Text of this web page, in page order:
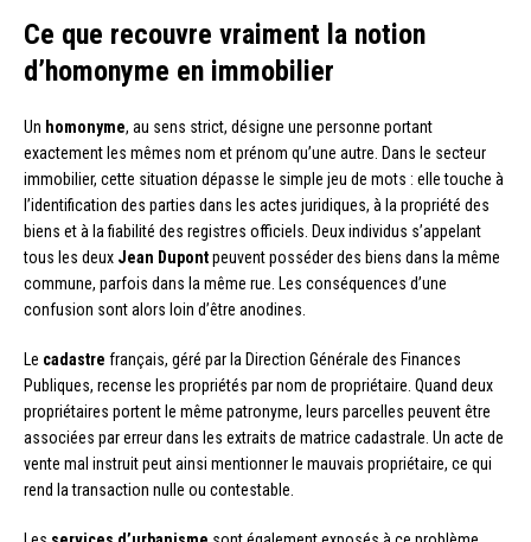
Ce que recouvre vraiment la notion
d’homonyme en immobilier
Un homonyme, au sens strict, désigne une personne portant
exactement les mêmes nom et prénom qu’une autre. Dans le secteur
immobilier, cette situation dépasse le simple jeu de mots : elle touche à
l’identification des parties dans les actes juridiques, à la propriété des
biens et à la fiabilité des registres officiels. Deux individus s’appelant
tous les deux Jean Dupontpeuvent posséder des biens dans la même
commune, parfois dans la même rue. Les conséquences d’une
confusion sont alors loin d’être anodines.
Le cadastre français, géré par la Direction Générale des Finances
Publiques, recense les propriétés par nom de propriétaire. Quand deux
propriétaires portent le même patronyme, leurs parcelles peuvent être
associées par erreur dans les extraits de matrice cadastrale. Un acte de
vente mal instruit peut ainsi mentionner le mauvais propriétaire, ce qui
rend la transaction nulle ou contestable.